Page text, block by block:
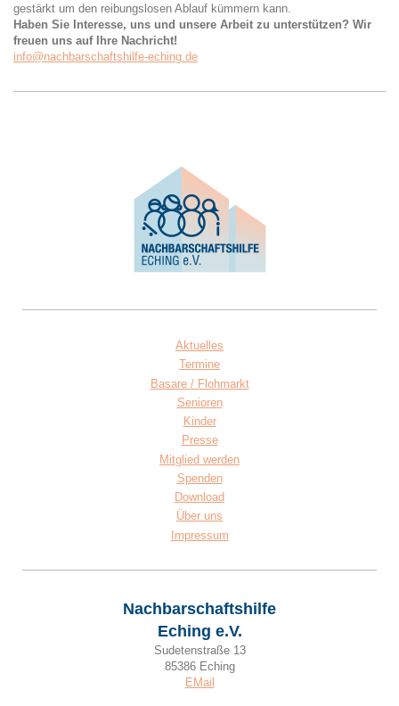
gestärkt um den reibungslosen Ablauf kümmern kann.
Haben Sie Interesse, uns und unsere Arbeit zu unterstützen? Wir
freuen uns auf Ihre Nachricht!
info@nachbarschaftshilfe-eching.de
Aktuelles
Termine
Basare / Flohmarkt
Senioren
Kinder
Presse
Mitglied werden
Spenden
Download
Über uns
Impressum
Nachbarschaftshilfe
Eching e.V.
Sudetenstraße 13
85386 Eching
EMail